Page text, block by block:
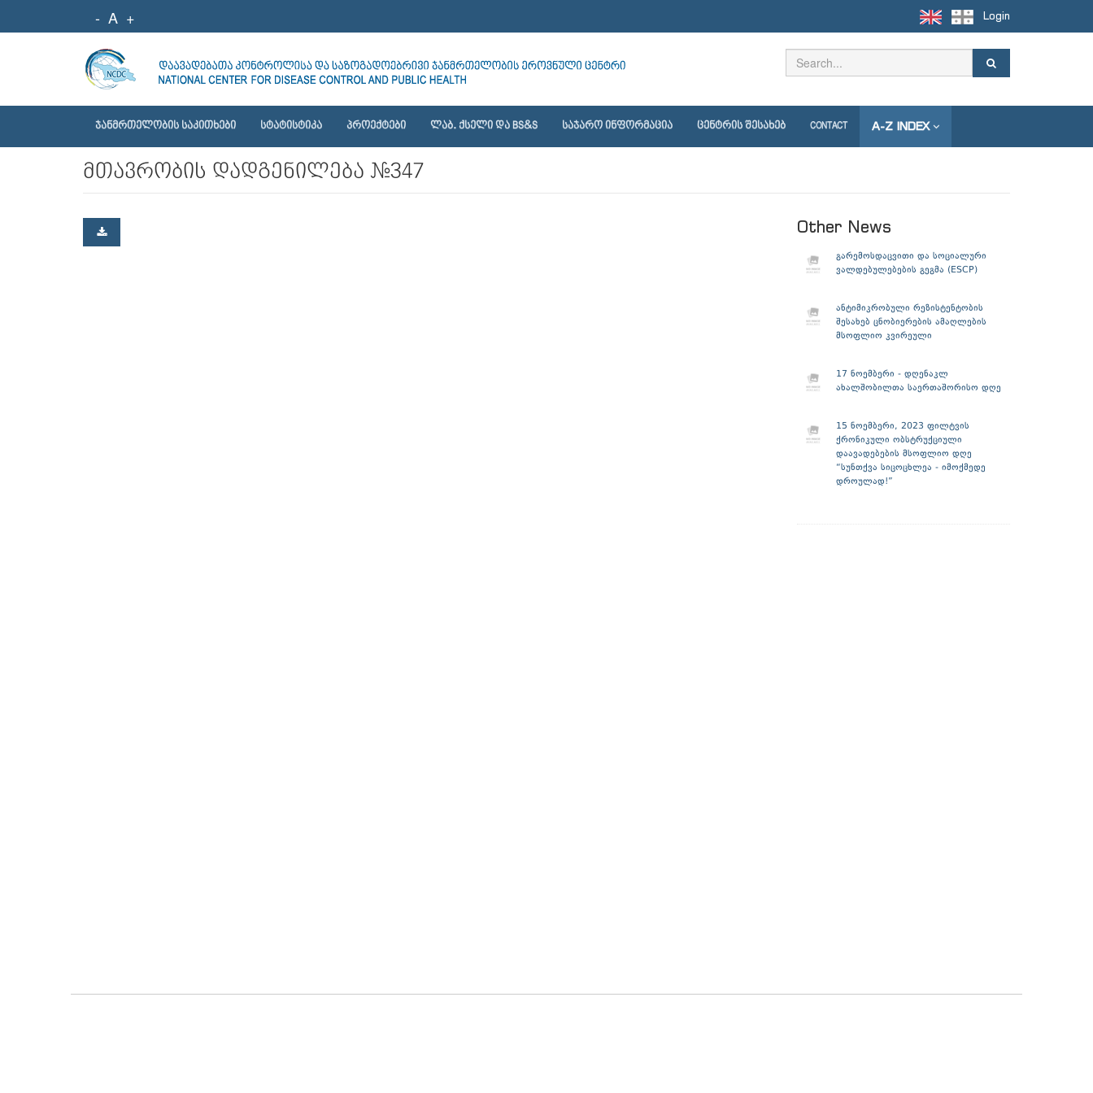
- A + Login
ᲯᲐᲜᲛᲠᲗᲔᲚᲝᲑᲘᲡ ᲡᲐᲙᲘᲗᲮᲔᲑᲘ ᲡᲢᲐᲢᲘᲡᲢᲘᲙᲐ ᲞᲠᲝᲔᲥᲢᲔᲑᲘ ᲚᲐᲑ. ᲥᲡᲔᲚᲘ ᲓᲐ BS&S ᲡᲐᲯᲐᲠᲝ ᲘᲜᲤᲝᲠᲛᲐᲪᲘᲐ ᲪᲔᲜᲢᲠᲘᲡ ᲨᲔᲡᲐᲮᲔᲑ CONTACT A-Z INDEX
მთავრობის დადგენილება #347
Other News
გარემოსდაცვითი და სოციალური
ვალდებულებების გეგმა (ESCP)
ანტიმიკრობული რეზისტენტობის
შესახებ ცნობიერების ამაღლების
მსოფლიო კვირეული
17 ნოემბერი - დღენაკლ
ახალშობილთა საერთაშორისო დღე
15 ნოემბერი, 2023 ფილტვის
ქრონიკული ობსტრუქციული
დაავადებების მსოფლიო დღე
“სუნთქვა სიცოცხლეა - იმოქმედე
დროულად!”